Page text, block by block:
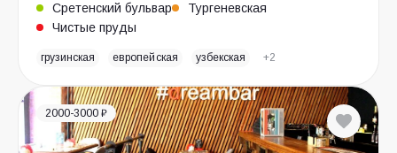
Сретенский бульвар
Тургеневская
Чистые пруды
грузинская европейская узбекская +2
2000-3000 ₽